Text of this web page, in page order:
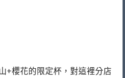
+櫻花的限定杯，對這裡分店